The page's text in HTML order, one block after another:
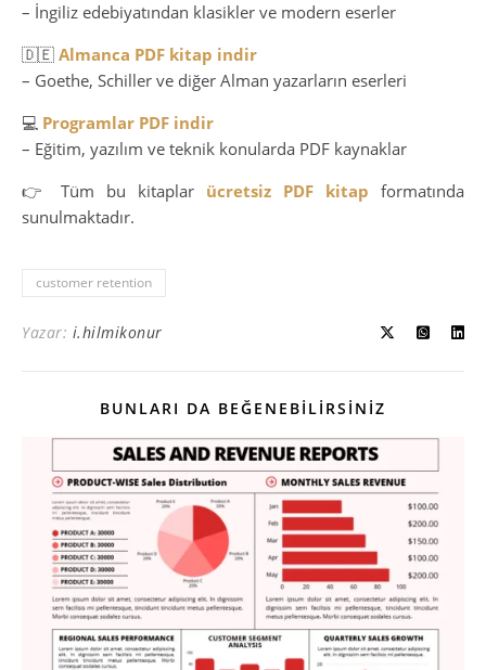
– İngiliz edebiyatından klasikler ve modern eserler
🇩🇪 Almanca PDF kitap indir
– Goethe, Schiller ve diğer Alman yazarların eserleri
💻 Programlar PDF indir
– Eğitim, yazılım ve teknik konularda PDF kaynaklar
👉 Tüm bu kitaplar ücretsiz PDF kitap formatında
sunulmaktadır.
customer retention
Yazar: i.hilmikonur
BUNLARI DA BEĞENEBILIRSINIZ